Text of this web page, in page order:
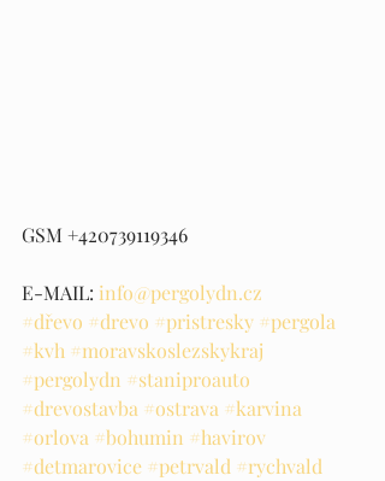
GSM +420739119346
E-MAIL: info@pergolydn.cz
#dřevo #drevo #pristresky #pergola
#kvh #moravskoslezskykraj
#pergolydn #staniproauto
#drevostavba #ostrava #karvina
#orlova #bohumin #havirov
#detmarovice #petrvald #rychvald